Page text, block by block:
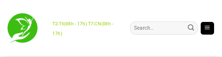
content
T2-T6(08h - 17h) T7-CN(08h -
17h)